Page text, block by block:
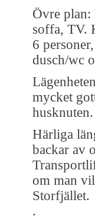
Övre plan:
soffa, TV.
6
dusch/wc
mycket
husknuten.
Härliga
backar av
om man
Storfjället.
.